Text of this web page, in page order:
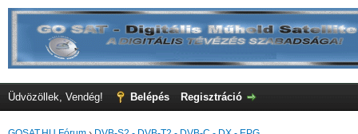
Üdvözöllek, Vendég! Belépés Regisztráció